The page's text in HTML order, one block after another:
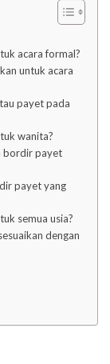
acara formal?
untuk acara
payet pada
wanita?
bordir payet
payet yang
semua usia?
dengan